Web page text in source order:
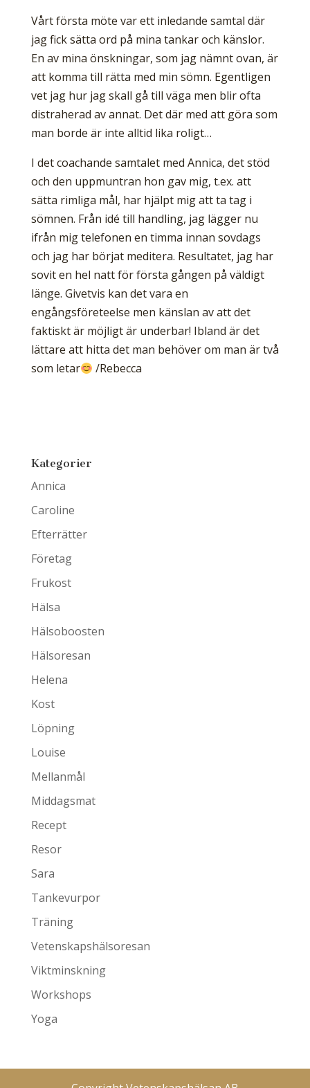
Vårt första möte var ett inledande samtal där
jag fick sätta ord på mina tankar och känslor.
En av mina önskningar, som jag nämnt ovan, är
att komma till rätta med min sömn. Egentligen
vet jag hur jag skall gå till väga men blir ofta
distraherad av annat. Det där med att göra som
man borde är inte alltid lika roligt…
I det coachande samtalet med Annica, det stöd
och den uppmuntran hon gav mig, t.ex. att
sätta rimliga mål, har hjälpt mig att ta tag i
sömnen. Från idé till handling, jag lägger nu
ifrån mig telefonen en timma innan sovdags
och jag har börjat meditera. Resultatet, jag har
sovit en hel natt för första gången på väldigt
länge. Givetvis kan det vara en
engångsföreteelse men känslan av att det
faktiskt är möjligt är underbar! Ibland är det
lättare att hitta det man behöver om man är två
som letar
/Rebecca
Kategorier
Annica
Caroline
Efterrätter
Företag
Frukost
Hälsa
Hälsoboosten
Hälsoresan
Helena
Kost
Löpning
Louise
Mellanmål
Middagsmat
Recept
Resor
Sara
Tankevurpor
Träning
Vetenskapshälsoresan
Viktminskning
Workshops
Yoga